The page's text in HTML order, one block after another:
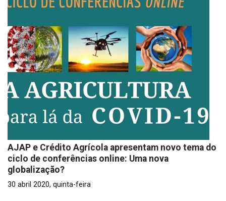
AJAP e Crédito Agrícola apresentam novo tema do
ciclo de conferências online: Uma nova
globalização?
30 abril 2020, quinta-feira